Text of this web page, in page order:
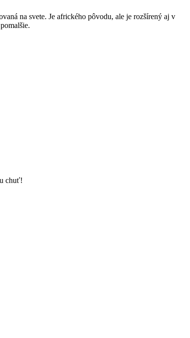
na svete. Je afrického pôvodu, ale je rozšírený aj v
chuť!